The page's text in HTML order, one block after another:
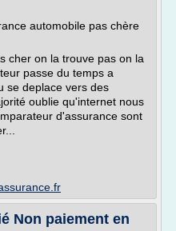
automobile pas chère
cher on la trouve pas on la
passe du temps a
se deplace vers des
oublie qu'internet nous
d'assurance sont
Non paiement en